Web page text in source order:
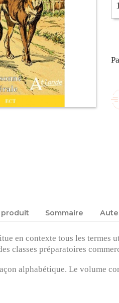
produit Sommaire
en contexte tous les termes
classes préparatoires
alphabétique. Le volume